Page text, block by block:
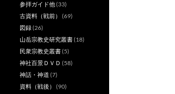
参拝ガイド他(33)
古資料（戦前） (69)
図録(26)
山岳宗教史研究叢書(18)
民衆宗教史叢書(5)
神社百景ＤＶＤ (58)
神話・神道 (7)
資料（戦後） (90)